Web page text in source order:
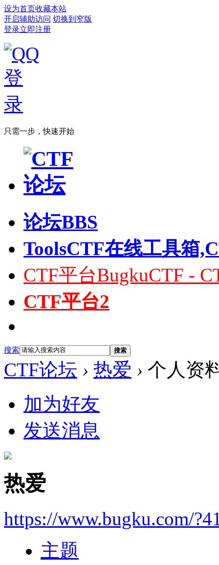
设为首页收藏本站
开启辅助访问 切换到窄版
登录立即注册
只需一步，快速开始
论坛BBS
ToolsCTF在线工具箱
CTF平台BugkuCTF -
CTF平台2
搜索 搜索
CTF论坛 › 热爱 › 个人资
加为好友
发送消息
热爱
https://www.bugku.com/
主题